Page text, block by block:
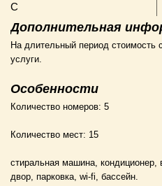
С
Дополнительная
На длительный период стоимость
услуги.
Особенности
Количество номеров: 5
Количество мест: 15
стиральная машина,
двор, парковка, wi-fi, бассейн.